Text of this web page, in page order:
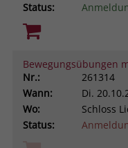
Status:
Bewegungsübungen
Nr.:
261314
Wann:
Di.
Wo:
Schloss
Status: